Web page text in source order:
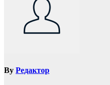
By Редактор